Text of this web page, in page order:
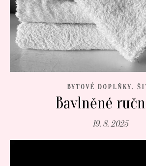
BYTOVÉ DOPLŇKY,
Bavlněné
19. 8. 2025